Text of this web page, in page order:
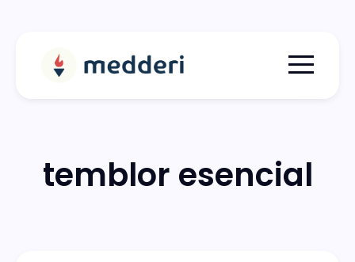
Menu
temblor esencial